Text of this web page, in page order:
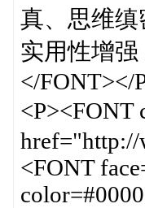
真、思维
实用性增
</FONT></
<P><FONT
href="http://
<FONT